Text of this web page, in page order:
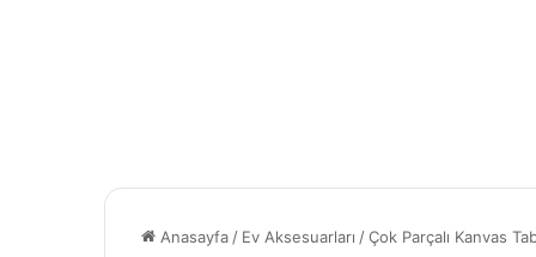
Anasayfa / Ev Aksesuarları /Çok Parçalı Kanvas